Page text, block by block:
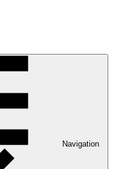
Navigation